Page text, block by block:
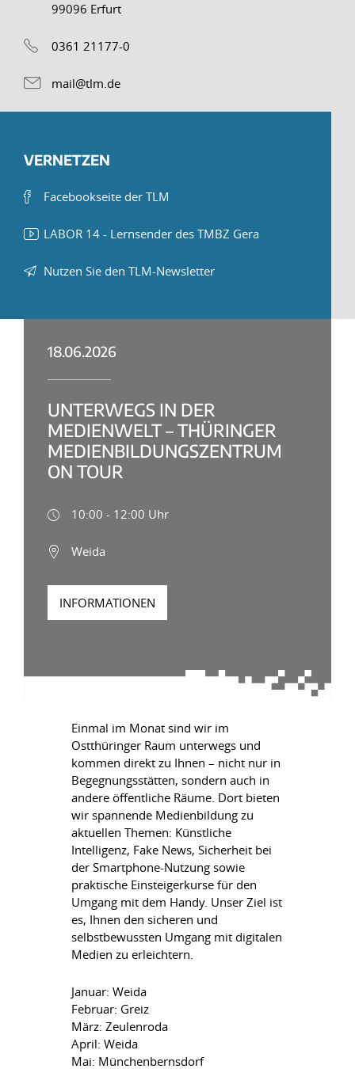
99096 Erfurt
0361 21177-0
mail@tlm.de
VERNETZEN
Facebookseite der TLM
LABOR 14 - Lernsender des TMBZ Gera
Nutzen Sie den TLM-Newsletter
18.06.2026
UNTERWEGS IN DER
MEDIENWELT – THÜRINGER
MEDIENBILDUNGSZENTRUM
ON TOUR
10:00 - 12:00 Uhr
Weida
INFORMATIONEN
Einmal im Monat sind wir im
Ostthüringer Raum unterwegs und
kommen direkt zu Ihnen – nicht nur in
Begegnungsstätten, sondern auch in
andere öffentliche Räume. Dort bieten
wir spannende Medienbildung zu
aktuellen Themen: Künstliche
Intelligenz, Fake News, Sicherheit bei
der Smartphone-Nutzung sowie
praktische Einsteigerkurse für den
Umgang mit dem Handy. Unser Ziel ist
es, Ihnen den sicheren und
selbstbewussten Umgang mit digitalen
Medien zu erleichtern.
Januar: Weida
Februar: Greiz
März: Zeulenroda
April: Weida
Mai: Münchenbernsdorf